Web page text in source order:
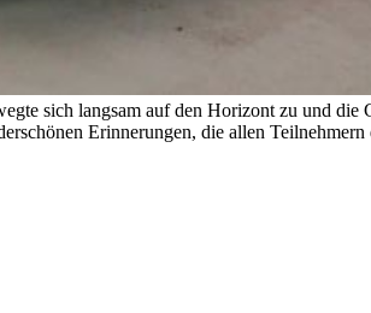
sich langsam auf den Horizont zu und die
Erinnerungen, die allen